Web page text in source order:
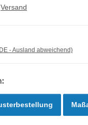
Versand
- Ausland abweichend)